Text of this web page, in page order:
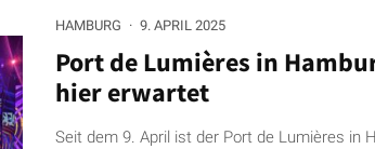
HAMBURG · 9. APRIL 2025
Port de Lumières in
hier erwartet
Seit dem 9. April ist der Port de Lumières in